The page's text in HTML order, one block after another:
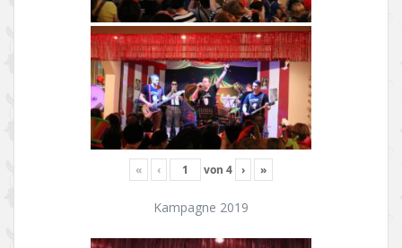
« ‹ von 4 › »
Kampagne 2019